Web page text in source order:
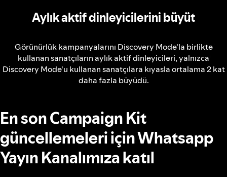
Aylık aktif dinleyicilerini büyüt
Görünürlük kampanyalarını Discovery Mode'la birlikte
kullanan sanatçıların aylık aktif dinleyicileri, yalnızca
Discovery Mode'u kullanan sanatçılara kıyasla ortalama 2 kat
daha fazla büyüdü.
En son Campaign Kit
güncellemeleri için Whatsapp
Yayın Kanalımıza katıl